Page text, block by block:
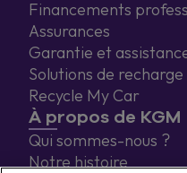
Financements
Assurances
Garantie et
Solutions de recharge
Recycle My Car
À propos de KGM
Qui sommes-nous ?
Notre histoire